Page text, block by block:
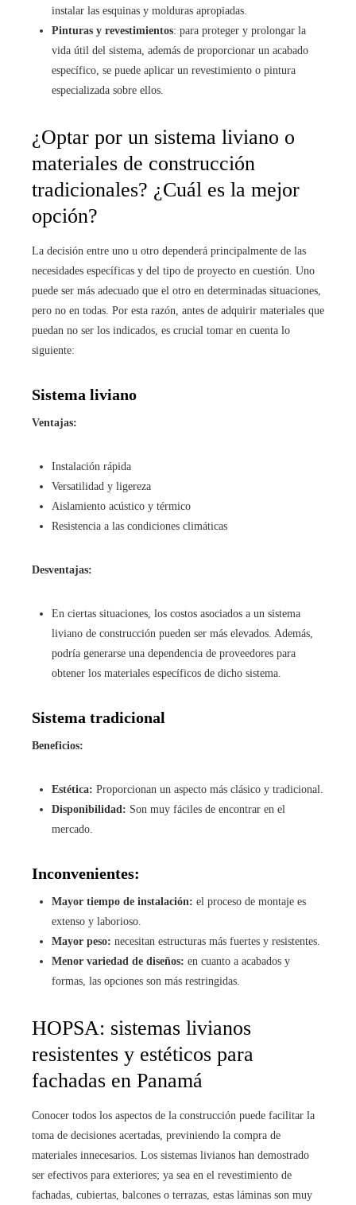
instalar las esquinas y molduras apropiadas.
Pinturas y revestimientos: para proteger y prolongar la
vida útil del sistema, además de proporcionar un acabado
específico, se puede aplicar un revestimiento o pintura
especializada sobre ellos.
¿Optar por un sistema liviano o
materiales de construcción
tradicionales? ¿Cuál es la mejor
opción?
La decisión entre uno u otro dependerá principalmente de las
necesidades específicas y del tipo de proyecto en cuestión. Uno
puede ser más adecuado que el otro en determinadas situaciones,
pero no en todas. Por esta razón, antes de adquirir materiales que
puedan no ser los indicados, es crucial tomar en cuenta lo
siguiente:
Sistema liviano
Ventajas:
Instalación rápida
Versatilidad y ligereza
Aislamiento acústico y térmico
Resistencia a las condiciones climáticas
Desventajas:
En ciertas situaciones, los costos asociados a un sistema
liviano de construcción pueden ser más elevados. Además,
podría generarse una dependencia de proveedores para
obtener los materiales específicos de dicho sistema.
Sistema tradicional
Beneficios:
Estética: Proporcionan un aspecto más clásico y tradicional.
Disponibilidad: Son muy fáciles de encontrar en el
mercado.
Inconvenientes:
Mayor tiempo de instalación: el proceso de montaje es
extenso y laborioso.
Mayor peso: necesitan estructuras más fuertes y resistentes.
Menor variedad de diseños: en cuanto a acabados y
formas, las opciones son más restringidas.
HOPSA: sistemas livianos
resistentes y estéticos para
fachadas en Panamá
Conocer todos los aspectos de la construcción puede facilitar la
toma de decisiones acertadas, previniendo la compra de
materiales innecesarios. Los sistemas livianos han demostrado
ser efectivos para exteriores; ya sea en el revestimiento de
fachadas, cubiertas, balcones o terrazas, estas láminas son muy